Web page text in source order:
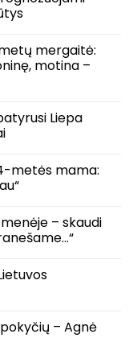
mergaitė:
motina –
Liepa
metės mama:
– skaudi
– Agnė